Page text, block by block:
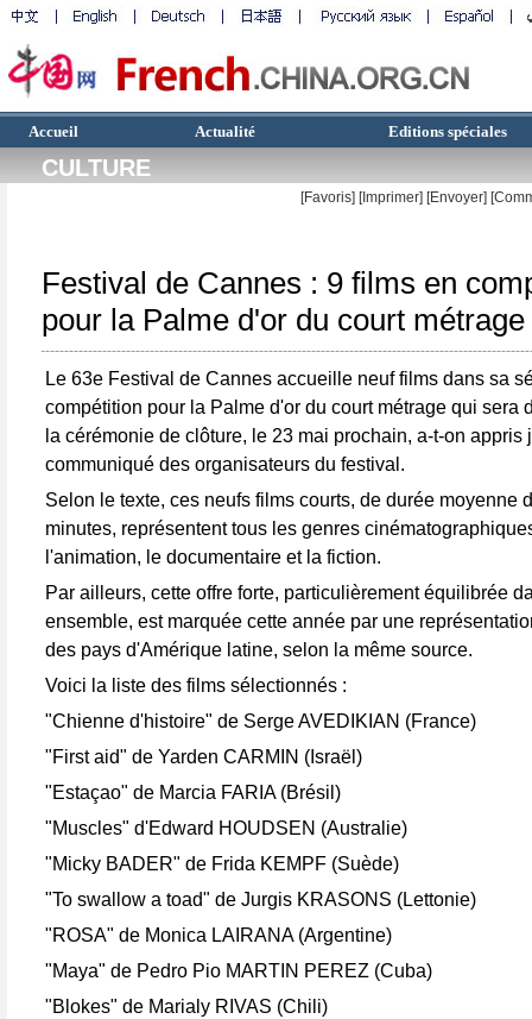
Accueil Actualité Editions spéciales
CULTURE
[Favoris] [Imprimer] [Envoyer]
Festival de Cannes : 9 films en
pour la Palme d'or du court métrage
Le 63e Festival de Cannes accueille neuf films dans sa
compétition pour la Palme d'or du court métrage qui sera
la cérémonie de clôture, le 23 mai prochain, a-t-on appris
communiqué des organisateurs du festival.
Selon le texte, ces neufs films courts, de durée moyenne
minutes, représentent tous les genres
l'animation, le documentaire et la fiction.
Par ailleurs, cette offre forte, particulièrement équilibrée
ensemble, est marquée cette année par une
des pays d'Amérique latine, selon la même source.
Voici la liste des films sélectionnés :
"Chienne d'histoire" de Serge AVEDIKIAN (France)
"First aid" de Yarden CARMIN (Israël)
"Estaçao" de Marcia FARIA (Brésil)
"Muscles" d'Edward HOUDSEN (Australie)
"Micky BADER" de Frida KEMPF (Suède)
"To swallow a toad" de Jurgis KRASONS (Lettonie)
"ROSA" de Monica LAIRANA (Argentine)
"Maya" de Pedro Pio MARTIN PEREZ (Cuba)
"Blokes" de Marialy RIVAS (Chili)